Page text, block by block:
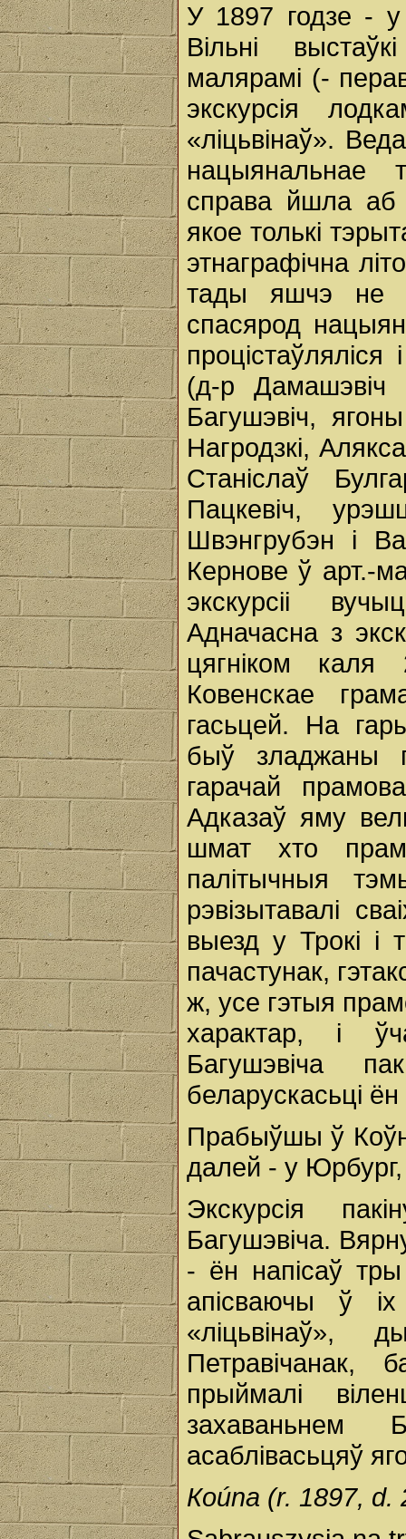
У 1897 годзе - у
Вільні
малярамі (-
экскурсія
«ліцьвінаў».
нацыянальнае
справа йшла аб
якое толькі
этнаграфічна
тады яшчэ не
спасярод
(д-р
Багушэвіч,
Нагродзкі,
Станіслаў
Пацкевіч,
Швэнгрубэн і
Кернове ў арт.-
экскурсіі
Адначасна з
цягніком каля
Ковенскае
гасьцей. На
быў зладжаны
гарачай
Адказаў яму
шмат хто
палітычныя
рэвізытавалі
выезд у Трокі і
пачастунак,
ж, усе гэтыя
характар, і
Багушэвіча
беларускасьці ён
Прабыўшы ў
далей - у Юрбург,
Экскурсія
Багушэвіча.
- ён напісаў тры
апісваючы ў
Петравічанак,
прыймалі
захаваньнем
асаблівасьцяў
Коúnа (r. 1897, d.